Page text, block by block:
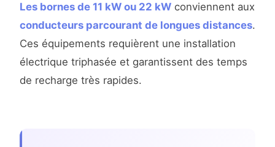
Les bornes de 11 kW ou 22 kW conviennent aux
conducteurs parcourant de longues distances.
Ces équipements requièrent une installation
électrique triphasée et garantissent des temps
de recharge très rapides.